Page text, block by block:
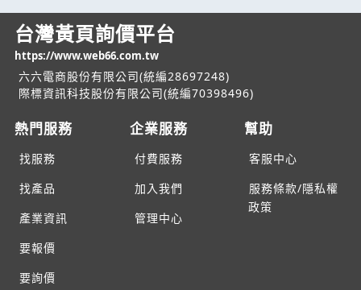
台灣黃頁詢價平台
https://www.web66.com.tw
六六電商股份有限公司(統編28697248)
際標資訊科技股份有限公司(統編70398496)
熱門服務
找服務
找產品
產業資訊
要報價
要詢價
企業服務
付費服務
加入我們
管理中心
幫助
客服中心
服務條款/隱私權
政策